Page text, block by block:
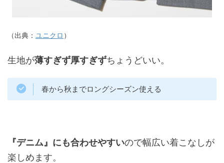
（出典： ユニクロ ）
生地が薄すぎず厚すぎずちょうどいい。
春から秋までロングシーズン使える
『デニム』にも合わせやすいので幅広い着こなしが
楽しめます。